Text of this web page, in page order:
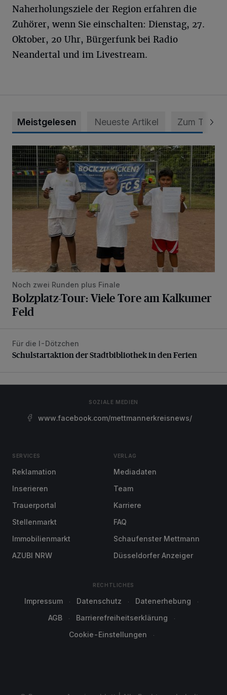
Naherholungsziele der Region erfahren die
Zuhörer, wenn Sie einschalten: Dienstag, 27.
Oktober, 20 Uhr, Bürgerfunk bei Radio
Neandertal und im Livestream.
Meistgelesen Neueste Artikel Zum Thema
Bolzplatz-Tour: Viele Tore am Kalkumer Feld
Noch zwei Runden plus Finale
Bolzplatz-Tour: Viele Tore am Kalkumer
Feld
Schulstartaktion der Stadtbibliothek in den Ferien
Für die I-Dötzchen
Schulstartaktion der Stadtbibliothek in den Ferien
SOZIALE MEDIEN
www.facebook.com/mettmannerkreisnews/
SERVICES
Reklamation
Inserieren
Trauerportal
Stellenmarkt
Immobilienmarkt
AZUBI NRW
VERLAG
Mediadaten
Team
Karriere
FAQ
Schaufenster Mettmann
Düsseldorfer Anzeiger
RECHTLICHES
Impressum Datenschutz
Datenerhebung
AGB
Barrierefreiheitserklärung
Cookie-Einstellungen